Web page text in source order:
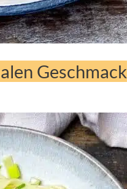
Geschmack